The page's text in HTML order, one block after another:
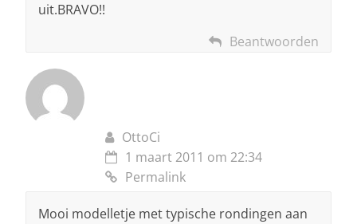
uit.BRAVO!!
Beantwoorden
OttoCi
1 maart 2011 om 22:34
Permalink
Mooi modelletje met typische rondingen aan